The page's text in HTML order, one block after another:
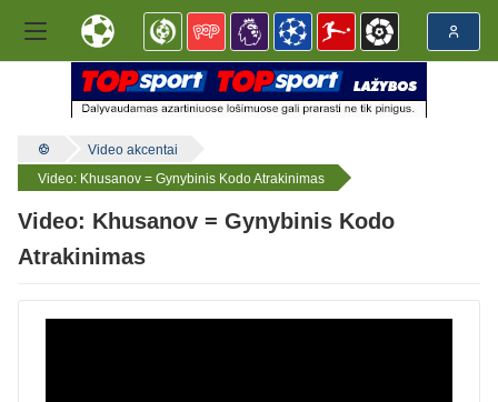
Video akcentai
Video: Khusanov = Gynybinis Kodo Atrakinimas
Video: Khusanov = Gynybinis Kodo
Atrakinimas